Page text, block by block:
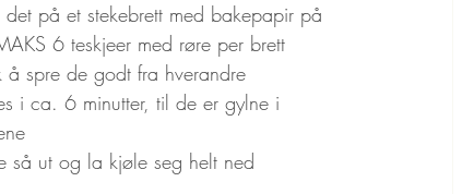
det på et stekebrett med bakepapir på
6 teskjeer med røre per brett
å spre de godt fra hverandre
i ca. 6 minutter, til de er gylne i
så ut og la kjøle seg helt ned